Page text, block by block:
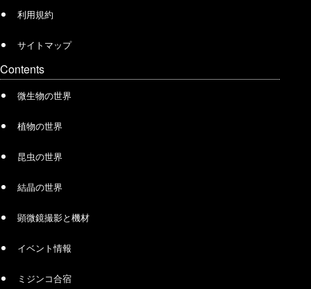
利用規約
サイトマップ
Contents
微生物の世界
植物の世界
昆虫の世界
結晶の世界
顕微鏡撮影と機材
イベント情報
ミジンコ合宿